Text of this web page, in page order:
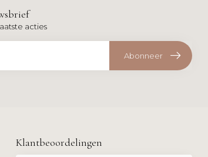
acties
Abonneer
Klantbeoordelingen